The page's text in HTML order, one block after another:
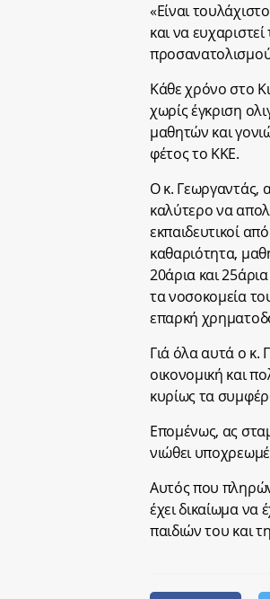
«Είναι
και να
Κάθε χρόνο στο
χωρίς έγκριση
μαθητών και
φέτος το ΚΚΕ.
Ο κ. Γεωργαντάς,
καλύτερο να
εκπαιδευτικοί
καθαριότητα,
20άρια και
τα νοσοκομεία
επαρκή
Γιά όλα αυτά ο κ.
οικονομική και
κυρίως τα
Επομένως, ας
νιώθει
Αυτός που
έχει δικαίωμα να
παιδιών του και